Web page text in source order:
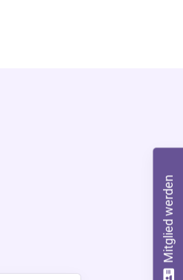
Mitglied werden